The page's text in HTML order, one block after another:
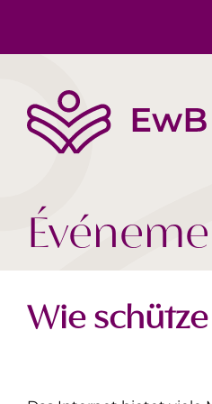
Wie